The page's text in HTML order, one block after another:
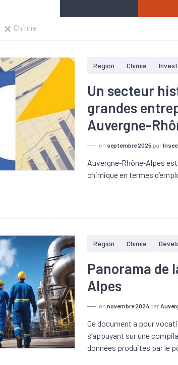
Chimie
Région Chimie Invest
Un secteur
grandes
Auvergne-
en septembre 2025 parInsee
Auvergne‑Rhône‑Alpes
chimique en termes
Région Chimie
Panorama de
Alpes
ennovembre 2024 par
Ce document a pour
s’appuyant sur une
données produites par le